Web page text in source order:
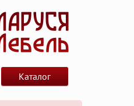
Каталог